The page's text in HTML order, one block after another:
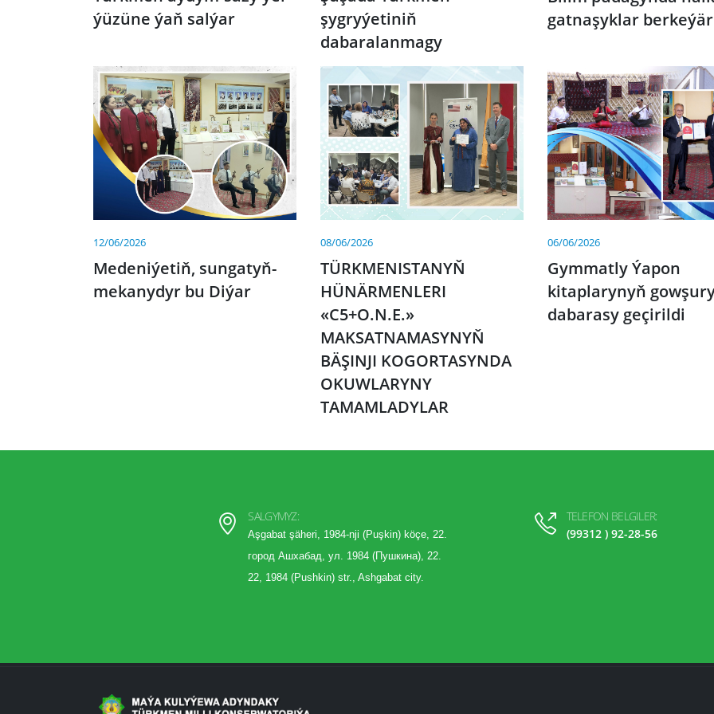
ýüzüne ýaň salýar
şygryýetiniň
dabaralanmagy
gatnaşyklar berkeýär
12/06/2026
Medeniýetiň, sungatyň-
mekanydyr bu Diýar
08/06/2026
TÜRKMENISTANYŇ
HÜNÄRMENLERI
«C5+O.N.E.»
MAKSATNAMASYNYŇ
BÄŞINJI KOGORTASYNDA
OKUWLARYNY
TAMAMLADYLAR
06/06/2026
Gymmatly Ýapon
kitaplarynyň
dabarasy geçirildi
SALGYMYZ:
Aşgabat şäheri, 1984-nji (Puşkin) köçe, 22.
город Ашхабад, ул. 1984 (Пушкина), 22.
22, 1984 (Pushkin) str., Ashgabat city.
TELEFON BELGILER:
(99312 ) 92-28-56